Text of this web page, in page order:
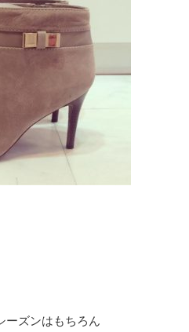
ーズンはもちろん